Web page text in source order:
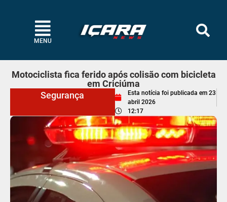
MENU
Motociclista fica ferido após colisão com bicicleta
em Criciúma
Segurança
Esta notícia foi publicada em 23
abril 2026
12:17